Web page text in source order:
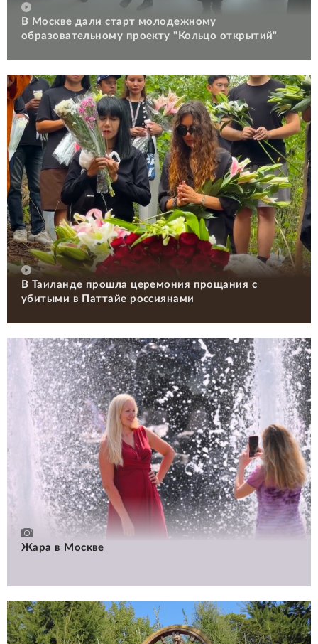
В Москве дали старт молодежному
образовательному проекту "Кольцо открытий"
В Таиланде прошла церемония прощания с
убитыми в Паттайе россиянами
Жара в Москве